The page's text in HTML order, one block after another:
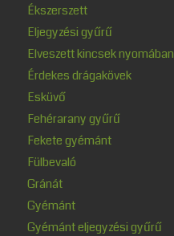
Ékszerszett
Eljegyzési gyűrű
Elveszett kincsek nyomában
Érdekes drágakövek
Esküvő
Fehérarany gyűrű
Fekete gyémánt
Fülbevaló
Gránát
Gyémánt
Gyémánt eljegyzési gyűrű